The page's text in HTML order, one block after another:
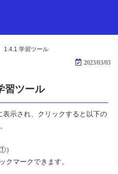
1.4.1 学習ツール
2023/03/03
習ツール
示され、クリックすると以下の
）
クマークできます。